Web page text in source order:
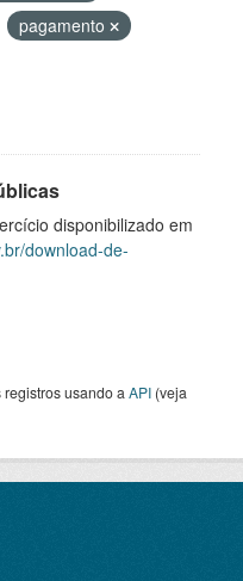
pagamento
disponibilizado em
download-de-
usando a API (veja